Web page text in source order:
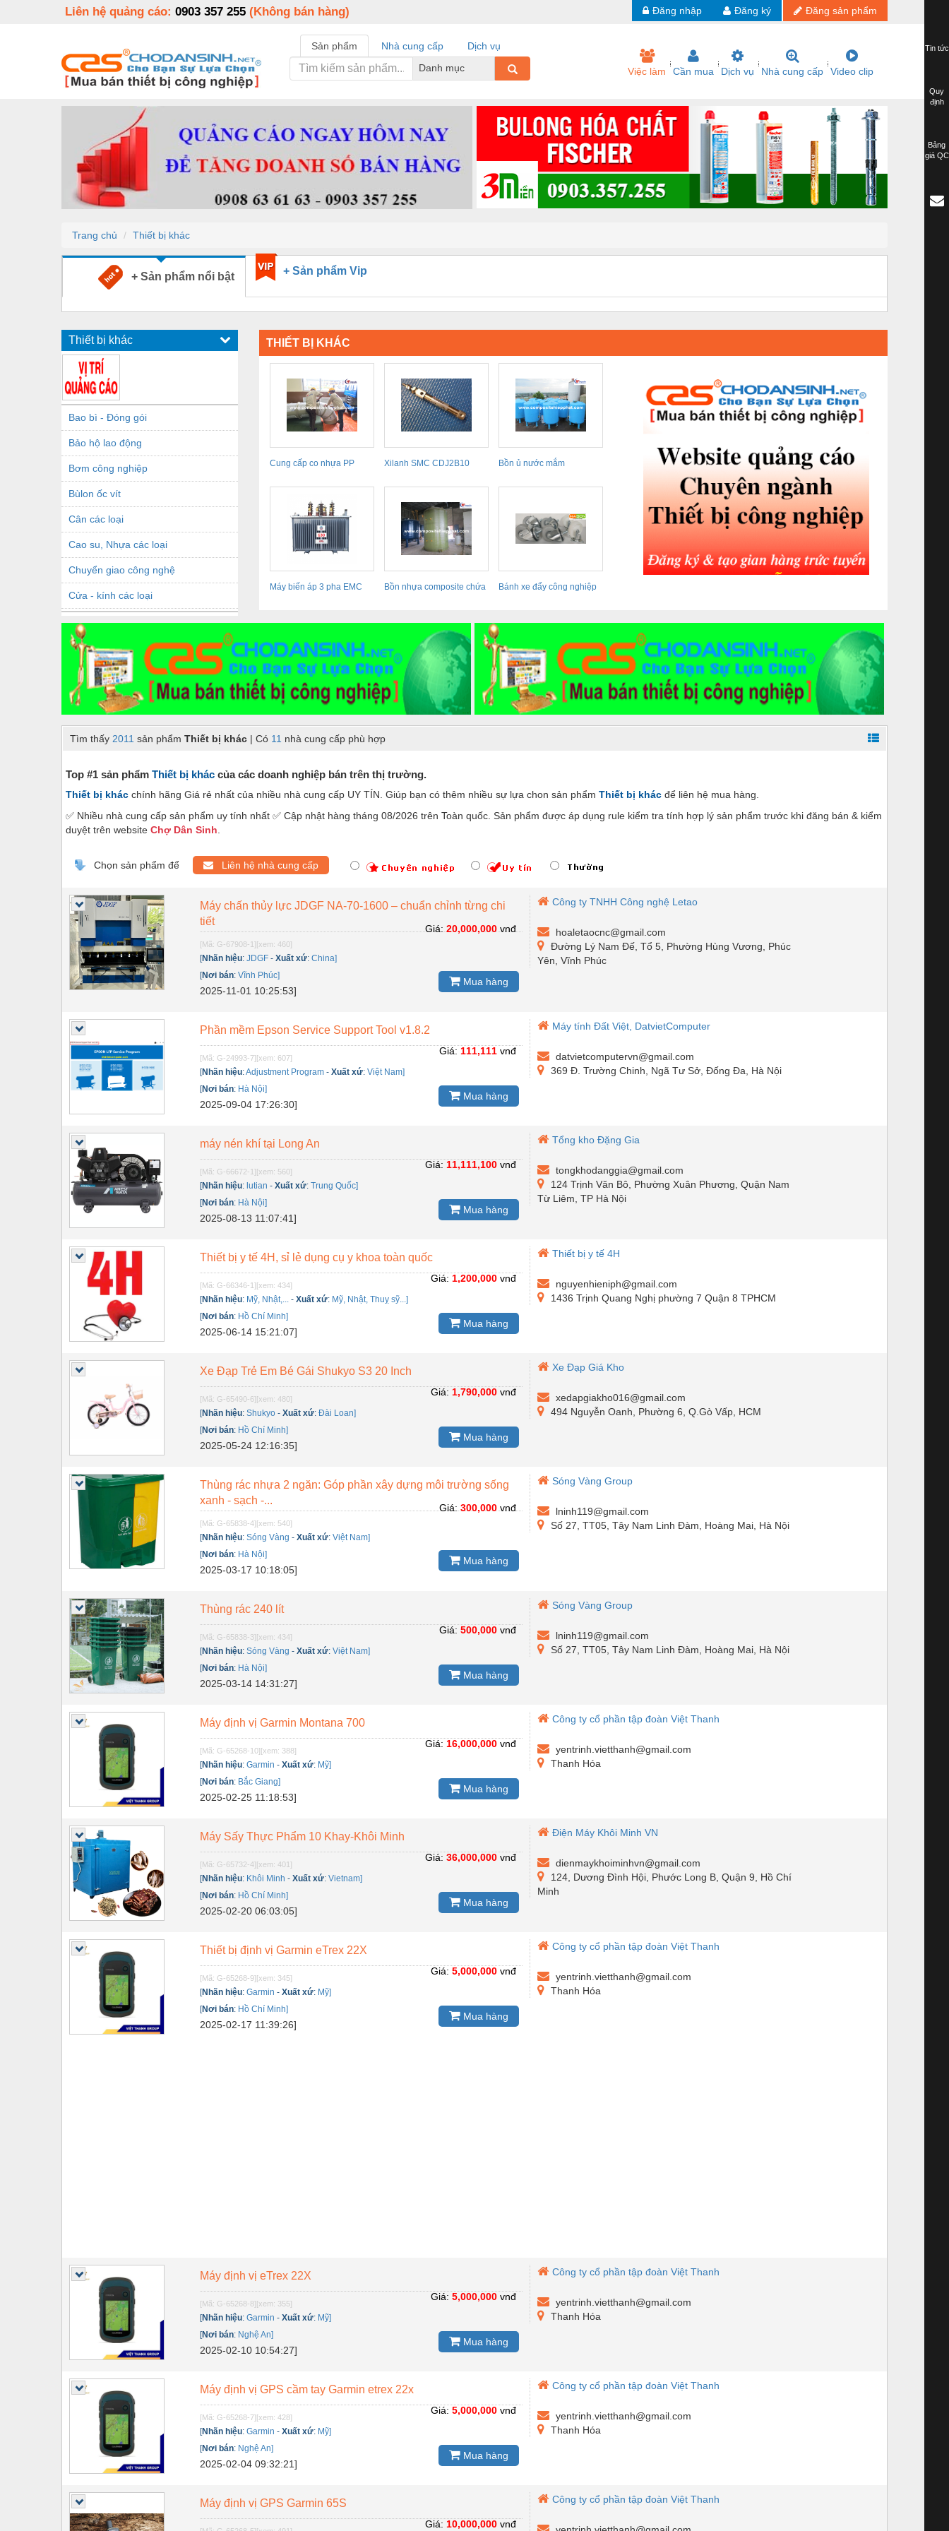
Liên hệ quảng cáo: 0903 357 255 (Không bán hàng) Đăng sản phẩm
Đăng ký
Đăng nhập
Sản phẩm Nhà cung cấp
Dịch vụ
Danh mục
Việc làm Cần mua Dịch vụ Nhà cung cấp Video clip
Trang chủ Thiết bị khác
+ Sản phẩm nổi bật + Sản phẩm Vip
Thiết bị khác
Bao bì - Đóng gói
Bảo hộ lao động
Bơm công nghiệp
Bùlon ốc vít
Cân các loại
Cao su, Nhựa các loại
Chuyển giao công nghệ
Cửa - kính các loại
Dầu khí - Thiết bị
Dây chuyền sản xuất
Dệt may - Thiết bị
Dầu mỡ công nghiệp
Điện công nghiệp
Điện gia dụng
Điện Lạnh
Đóng tàu Thiết bị
Dụng cụ cầm tay
Dụng cụ cắt gọt
Dụng cụ điện
Dụng cụ đo
Gỗ - Trang thiết bị
Hóa chất-Trang thiết bị
Kệ công nghiệp
Khí nén - Thiết bị
Máy công cụ - Phụ tùng
Mỏ - Trang thiết bị
Mô tơ - Hộp số
Môi trường - Thiết bị
Nâng hạ - Trang thiết bị
Nội - Ngoại thất - văn phòng
Nồi hơi - Trang thiết bị
Nông nghiệp - Thiết bị
Nước-Vật tư thiết bị
Sắt, thép, inox các loại
Thiết bị chiếu sáng
Thiết bị chống sét
Thiết bị an ninh
Thiết bị công nghiệp
Thiết bị công trình
Thiết bị giáo dục
Thiết bị khác
Thiết bị làm sạch
Thiết bị sơn - Sơn
Thiết bị nhà bếp
Thiết bị nhiệt
Thiêt bị PCCC
Thiết bị truyền động
Thiết bị viễn thông
Thủy lực-Thiết bị
Thủy sản - Trang thiết bị
Tự động hoá
Van - Co các loại
Vật liệu mài mòn
Vật liệu xây dựng
Vòng bi - Bạc đạn
THIẾT BỊ KHÁC
Cung cấp co nhựa PP
Xilanh SMC CDJ2B10
Bồn ủ nước mắm
Máy biến áp 3 pha EMC
Bồn nhựa composite chứa
Bánh xe đẩy công nghiệp
Tìm thấy 2011 sản phẩm Thiết bị khác | Có 11 nhà cung cấp phù hợp
Top #1 sản phẩm Thiết bị khác của các doanh nghiệp bán trên thị trường.
Thiết bị khác chính hãng Giá rẻ nhất của nhiều nhà cung cấp UY TÍN. Giúp bạn có thêm nhiều sự lựa chon sản phẩm Thiết bị khác để liên hệ mua hàng.
✅ Nhiều nhà cung cấp sản phẩm uy tính nhất ✅ Cập nhật hàng tháng 08/2026 trên Toàn quốc. Sản phẩm được áp dụng rule kiểm tra tính hợp lý sản phẩm trước khi đăng bán & kiểm
duyệt trên website Chợ Dân Sinh
Chọn sản phẩm để Liên hệ nhà cung cấp
Máy chấn thủy lực JDGF NA-70-1600 – chuẩn chỉnh từng chi
tiết
[Mã: G-67908-1][xem: 460]
[Nhãn hiệu:JDGF -Xuất xứ:China]
[Nơi bán:Vĩnh Phúc]
2025-11-01 10:25:53]
Giá: 20,000,000vnđ
Mua hàng
Công ty TNHH Công nghệ Letao
hoaletaocnc@gmail.com
Đường Lý Nam Đế, Tổ 5, Phường Hùng Vương, Phúc
Yên, Vĩnh Phúc
Phần mềm Epson Service Support Tool v1.8.2
[Mã: G-24993-7][xem: 607]
[Nhãn hiệu:Adjustment Program -Xuất xứ:Việt Nam]
[Nơi bán: Hà Nội]
2025-09-04 17:26:30]
Giá: 111,111vnđ
Mua hàng
Máy tính Đất Việt, DatvietComputer
datvietcomputervn@gmail.com
369 Đ. Trường Chinh, Ngã Tư Sở, Đống Đa, Hà Nội
máy nén khí tại Long An
[Mã: G-66672-1][xem: 560]
[Nhãn hiệu:lutian -Xuất xứ:Trung Quốc]
[Nơi bán: Hà Nội]
2025-08-13 11:07:41]
Giá: 11,111,100vnđ
Mua hàng
Tổng kho Đặng Gia
tongkhodanggia@gmail.com
124 Trịnh Văn Bô, Phường Xuân Phương, Quận Nam
Từ Liêm, TP Hà Nội
Thiết bị y tế 4H, sỉ lẻ dụng cụ y khoa toàn quốc
[Mã: G-66346-1][xem: 434]
[Nhãn hiệu: Mỹ, Nhật,... -Xuất xứ: Mỹ, Nhật, Thuỵ sỹ...]
[Nơi bán: Hồ Chí Minh]
2025-06-14 15:21:07]
Giá: 1,200,000vnđ
Mua hàng
Thiết bị y tế 4H
nguyenhieniph@gmail.com
1436 Trịnh Quang Nghị phường 7 Quận 8 TPHCM
Xe Đạp Trẻ Em Bé Gái Shukyo S3 20 Inch
[Mã: G-65490-6][xem: 480]
[Nhãn hiệu:Shukyo -Xuất xứ:Đài Loan]
[Nơi bán: Hồ Chí Minh]
2025-05-24 12:16:35]
Giá: 1,790,000vnđ
Mua hàng
Xe Đạp Giá Kho
xedapgiakho016@gmail.com
494 Nguyễn Oanh, Phường 6, Q.Gò Vấp, HCM
Thùng rác nhựa 2 ngăn: Góp phần xây dựng môi trường sống
xanh - sạch -...
[Mã: G-65838-4][xem: 540]
[Nhãn hiệu:Sóng Vàng -Xuất xứ:Việt Nam]
[Nơi bán: Hà Nội]
2025-03-17 10:18:05]
Giá: 300,000vnđ
Mua hàng
Sóng Vàng Group
lninh119@gmail.com
Số 27, TT05, Tây Nam Linh Đàm, Hoàng Mai, Hà Nội
Thùng rác 240 lít
[Mã: G-65838-3][xem: 434]
[Nhãn hiệu:Sóng Vàng -Xuất xứ:Việt Nam]
[Nơi bán: Hà Nội]
2025-03-14 14:31:27]
Giá: 500,000vnđ
Mua hàng
Sóng Vàng Group
lninh119@gmail.com
Số 27, TT05, Tây Nam Linh Đàm, Hoàng Mai, Hà Nội
Máy định vị Garmin Montana 700
[Mã: G-65268-10][xem: 388]
[Nhãn hiệu:Garmin -Xuất xứ: Mỹ]
[Nơi bán: Bắc Giang]
2025-02-25 11:18:53]
Giá: 16,000,000vnđ
Mua hàng
Công ty cổ phần tập đoàn Việt Thanh
yentrinh.vietthanh@gmail.com
Thanh Hóa
Máy Sấy Thực Phẩm 10 Khay-Khôi Minh
[Mã: G-65732-4][xem: 401]
[Nhãn hiệu: Khôi Minh -Xuất xứ:Vietnam]
[Nơi bán: Hồ Chí Minh]
2025-02-20 06:03:05]
Giá: 36,000,000vnđ
Mua hàng
Điện Máy Khôi Minh VN
dienmaykhoiminhvn@gmail.com
124, Dương Đình Hội, Phước Long B, Quận 9, Hồ Chí
Minh
Thiết bị định vị Garmin eTrex 22X
[Mã: G-65268-9][xem: 345]
[Nhãn hiệu:Garmin -Xuất xứ: Mỹ]
[Nơi bán: Hồ Chí Minh]
2025-02-17 11:39:26]
Giá: 5,000,000vnđ
Mua hàng
Công ty cổ phần tập đoàn Việt Thanh
yentrinh.vietthanh@gmail.com
Thanh Hóa
Máy định vị eTrex 22X
[Mã: G-65268-8][xem: 355]
[Nhãn hiệu:Garmin -Xuất xứ: Mỹ]
[Nơi bán: Nghệ An]
2025-02-10 10:54:27]
Giá: 5,000,000vnđ
Mua hàng
Công ty cổ phần tập đoàn Việt Thanh
yentrinh.vietthanh@gmail.com
Thanh Hóa
Máy định vị GPS cầm tay Garmin etrex 22x
[Mã: G-65268-7][xem: 428]
[Nhãn hiệu:Garmin -Xuất xứ: Mỹ]
[Nơi bán: Nghệ An]
2025-02-04 09:32:21]
Giá: 5,000,000vnđ
Mua hàng
Công ty cổ phần tập đoàn Việt Thanh
yentrinh.vietthanh@gmail.com
Thanh Hóa
Máy định vị GPS Garmin 65S
Giá: 10,000,000vnđ
Công ty cổ phần tập đoàn Việt Thanh
Tin tức
Quy
định
Bảng
giá QC